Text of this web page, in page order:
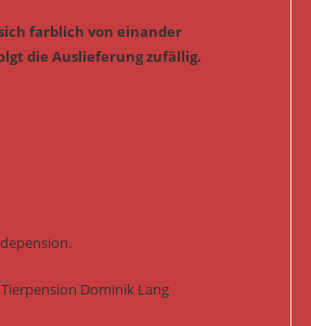
farblich von einander
die Auslieferung zufällig.
Dominik Lang